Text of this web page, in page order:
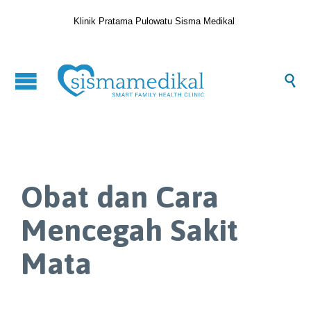
Klinik Pratama Pulowatu Sisma Medikal

Obat dan Cara
Mencegah Sakit
Mata